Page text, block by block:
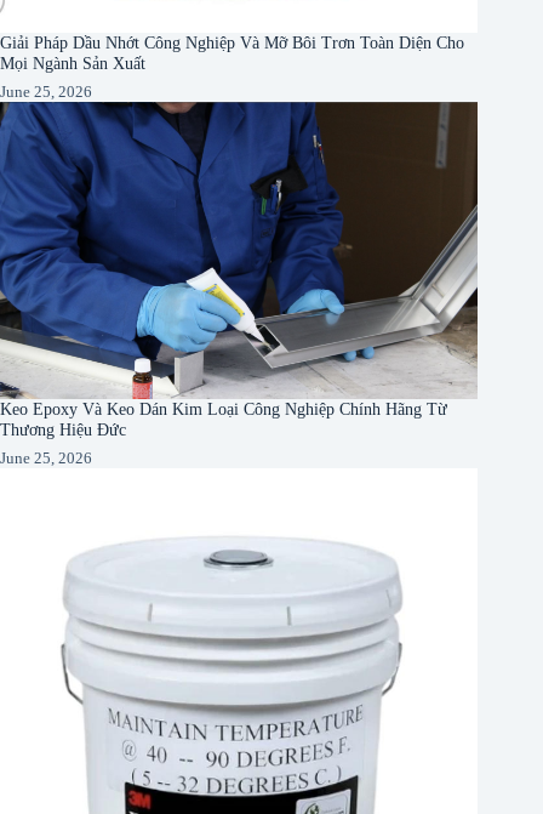
Giải Pháp Dầu Nhớt Công Nghiệp Và Mỡ Bôi Trơn Toàn Diện Cho
Mọi Ngành Sản Xuất
June 25, 2026
Keo Epoxy Và Keo Dán Kim Loại Công Nghiệp Chính Hãng Từ
Thương Hiệu Đức
June 25, 2026